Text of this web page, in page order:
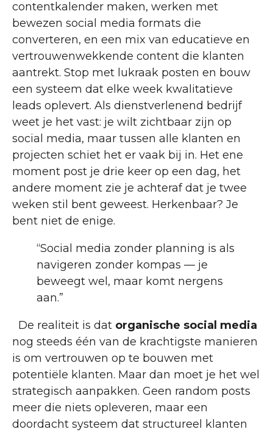
contentkalender maken, werken met
bewezen social media formats die
converteren, en een mix van educatieve en
vertrouwenwekkende content die klanten
aantrekt. Stop met lukraak posten en bouw
een systeem dat elke week kwalitatieve
leads oplevert. Als dienstverlenend bedrijf
weet je het vast: je wilt zichtbaar zijn op
social media, maar tussen alle klanten en
projecten schiet het er vaak bij in. Het ene
moment post je drie keer op een dag, het
andere moment zie je achteraf dat je twee
weken stil bent geweest. Herkenbaar? Je
bent niet de enige.
“Social media zonder planning is als
navigeren zonder kompas — je
beweegt wel, maar komt nergens
aan.”
De realiteit is dat organische social media
nog steeds één van de krachtigste manieren
is om vertrouwen op te bouwen met
potentiële klanten. Maar dan moet je het wel
strategisch aanpakken. Geen random posts
meer die niets opleveren, maar een
doordacht systeem dat structureel klanten